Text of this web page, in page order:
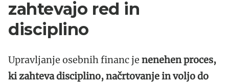
zahtevajo red in
disciplino
Upravljanje osebnih financ je nenehen proces,
ki zahteva disciplino, načrtovanje in voljo do